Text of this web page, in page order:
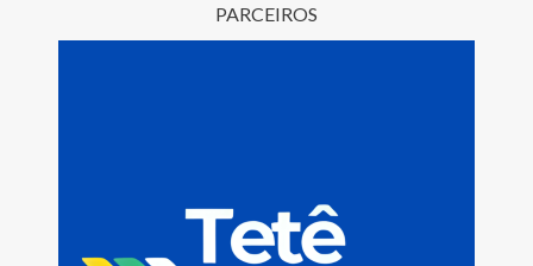
PARCEIROS